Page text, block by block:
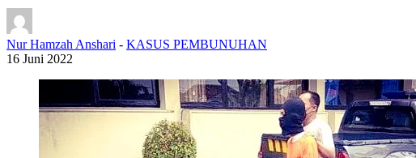
Nur Hamzah Anshari - KASUS PEMBUNUHAN
16 Juni 2022